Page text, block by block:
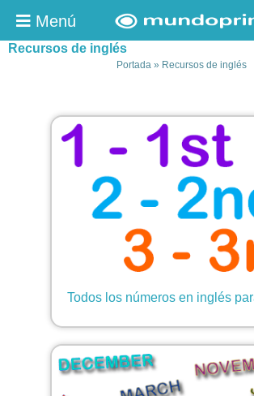
Menú
Recursos de inglés
Portada» Recursos de inglés
Todos los números en inglés